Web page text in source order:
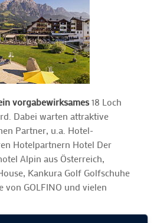
vorgabewirksames18 Loch
Dabei warten attraktive
Partner, u.a. Hotel-
Hotelpartnern Hotel Der
Alpin aus Österreich,
Kankura Golf Golfschuhe
von GOLFINO und vielen